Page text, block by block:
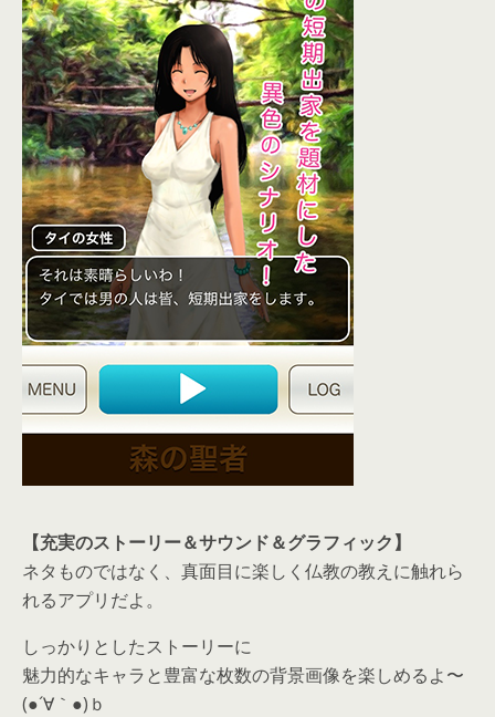
【充実のストーリー＆サウンド＆グラフィック】
ネタものではなく、真面目に楽しく仏教の教えに触れら
れるアプリだよ。
しっかりとしたストーリーに
魅力的なキャラと豊富な枚数の背景画像を楽しめるよ〜
(●´∀｀●)ｂ